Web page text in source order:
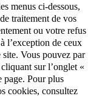
menus ci-dessous,
traitement de vos
ou votre refus
l’exception de ceux
site. Vous pouvez par
sur l’onglet «
page. Pour plus
cookies, consultez